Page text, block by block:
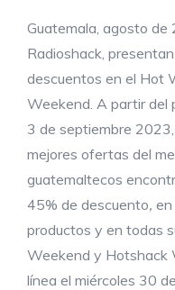
Guatemala, agosto de
Radioshack,
descuentos en el Hot
Weekend. A partir del
3 de septiembre
mejores ofertas del
guatemaltecos
45% de descuento,
productos y en todas
Weekend y Hotshack
línea el miércoles 30